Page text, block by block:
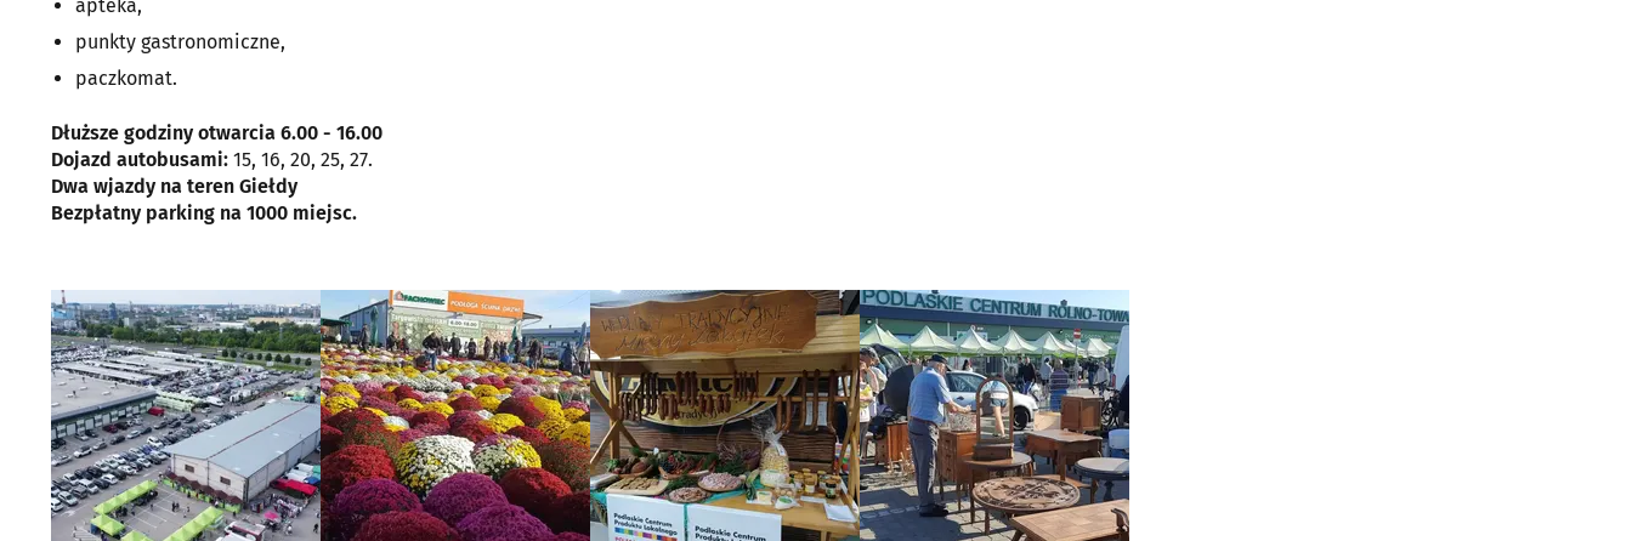
apteka,
punkty gastronomiczne,
paczkomat.
Dłuższe godziny otwarcia 6.00 - 16.00
Dojazd autobusami: 15, 16, 20, 25, 27.
Dwa wjazdy na teren Giełdy
Bezpłatny parking na 1000 miejsc.